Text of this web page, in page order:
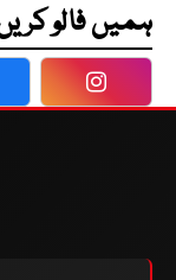
ہمیں فالو